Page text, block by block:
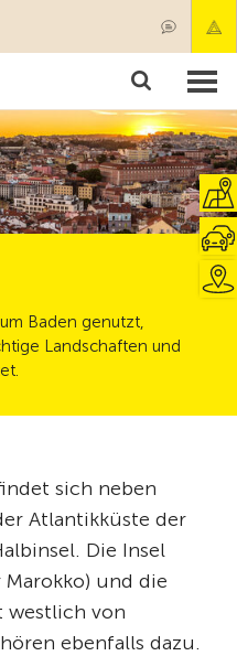
Baden genutzt,
Landschaften und
sich neben
Atlantikküste der
Die Insel
Marokko) und die
westlich von
ebenfalls dazu.